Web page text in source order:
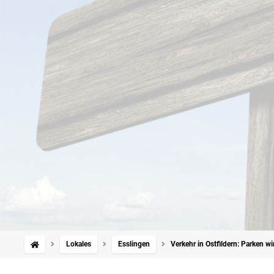
Lokales Esslingen Verkehr in Ostfildern: Parken